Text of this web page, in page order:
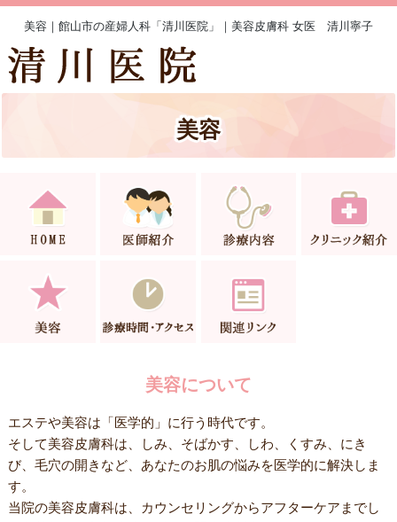
美容｜館山市の産婦人科「清川医院」｜美容皮膚科 女医 清川寧子
美容
美容について
エステや美容は「医学的」に行う時代です。
そして美容皮膚科は、しみ、そばかす、しわ、くすみ、にき
び、毛穴の開きなど、あなたのお肌の悩みを医学的に解決しま
す。
当院の美容皮膚科は、カウンセリングからアフターケアまでし